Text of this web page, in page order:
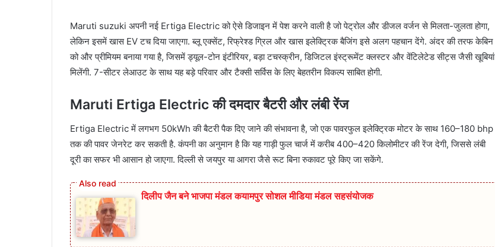
Maruti suzuki अपनी नई Ertiga Electric को ऐसे डिजाइन में पेश करने वाली है जो पेट्रोल और डीजल वर्जन से मिलता-जुलता होगा,
लेकिन इसमें खास EV टच दिया जाएगा. ब्लू एक्सेंट, रिफ्रेश्ड ग्रिल और खास इलेक्ट्रिक बैजिंग इसे अलग पहचान देंगे. अंदर की तरफ केबिन
को और प्रीमियम बनाया गया है, जिसमें ड्यूल-टोन इंटीरियर, बड़ा टचस्क्रीन, डिजिटल इंस्ट्रूमेंट क्लस्टर और वेंटिलेटेड सीट्स जैसी खूबियां
मिलेंगी. 7-सीटर लेआउट के साथ यह बड़े परिवार और टैक्सी सर्विस के लिए बेहतरीन विकल्प साबित होगी.
Maruti Ertiga Electric की दमदार बैटरी और लंबी रेंज
Ertiga Electric में लगभग 50kWh की बैटरी पैक दिए जाने की संभावना है, जो एक पावरफुल इलेक्ट्रिक मोटर के साथ 160–180 bhp
तक की पावर जेनरेट कर सकती है. कंपनी का अनुमान है कि यह गाड़ी फुल चार्ज में करीब 400–420 किलोमीटर की रेंज देगी, जिससे लंबी
दूरी का सफर भी आसान हो जाएगा. दिल्ली से जयपुर या आगरा जैसे रूट बिना रुकावट पूरे किए जा सकेंगे.
दिलीप जैन बने भाजपा मंडल कयामपुर सोशल मीडिया मंडल सहसंयोजक